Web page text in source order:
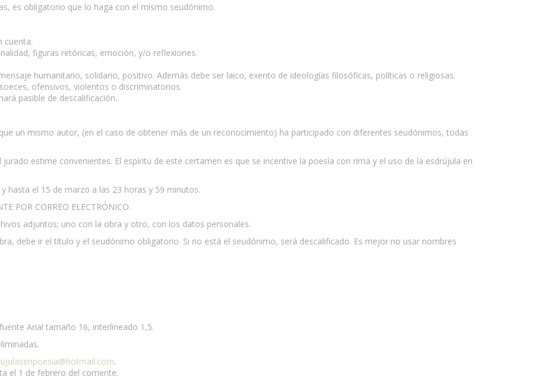
es obligatorio que lo haga con el mismo seudónimo.
cuenta:
figuras retóricas, emoción, y/o reflexiones.
humanitario, solidario, positivo. Además debe ser laico, exento de ideologías filosóficas, políticas o religiosas.
ofensivos, violentos o discriminatorios.
pasible de descalificación.
un mismo autor, (en el caso de obtener más de un reconocimiento) ha participado con diferentes seudónimos, todas
estime convenientes. El espíritu de este certamen es que se incentive la poesía con rima y el uso de la esdrújula en
hasta el 15 de marzo a las 23 horas y 59 minutos.
POR CORREO ELECTRÓNICO.
adjuntos; uno con la obra y otro, con los datos personales.
debe ir el título y el seudónimo obligatorio. Si no está el seudónimo, será descalificado. Es mejor no usar nombres
Arial tamaño 16, interlineado 1,5.
.
el 1 de febrero del corriente.